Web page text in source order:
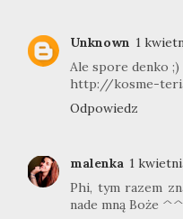
Unknown 1
Ale spore denko ;)
http://kosme-
Odpowiedz
malenka 1
Phi, tym razem
nade mną Boże ^^